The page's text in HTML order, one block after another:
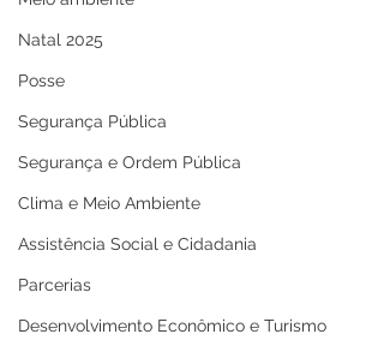
Natal 2025
Posse
Segurança Pública
Segurança e Ordem Pública
Clima e Meio Ambiente
Assistência Social e Cidadania
Parcerias
Desenvolvimento Econômico e Turismo